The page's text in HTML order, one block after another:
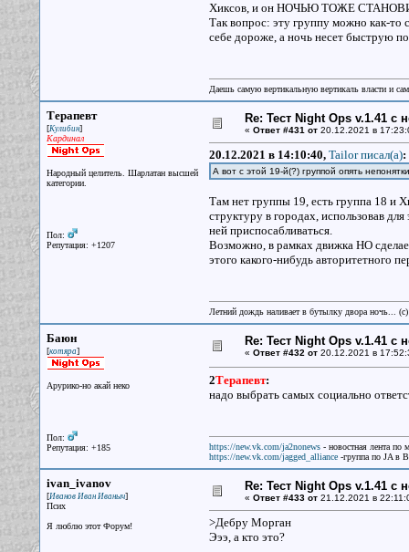
Хиксов, и он НОЧЬЮ ТОЖЕ
Так вопрос: эту группу можно как-то
себе дороже, а ночь несет быструю
Даешь самую вертикальную вертикаль власти и
Терапевт
[Кулибин]
Кардинал
Народный целитель. Шарлатан высшей
категории.
Пол:
Репутация: +1207
Re: Тест Night Ops v.1.41 с
« Ответ #431 от20.12.2021 в
20.12.2021 в 14:10:40, Tailor писал(a):
А вот с этой 19-й(?) группой опять
Там нет группы 19, есть группа 18 и
структуру в городах, использовав
ней приспосабливаться.
Возможно, в рамках движка НО
этого какого-нибудь авторитетного
Летний дождь наливает в бутылку двора ночь...
Баюн
[котяра]
Арурико-но акай неко
Пол:
Репутация: +185
Re: Тест Night Ops v.1.41 с
« Ответ #432 от20.12.2021 в
2Терапевт:
надо выбрать самых социально
https://new.vk.com/ja2nonews- новостная лента по
https://new.vk.com/jagged_alliance-группа по JA в
ivan_ivanov
[Иванов Иван Иваныч]
Псих
Я люблю этот Форум!
Re: Тест Night Ops v.1.41 с
« Ответ #433 от21.12.2021 в
>Дебру Морган
Эээ, а кто это?